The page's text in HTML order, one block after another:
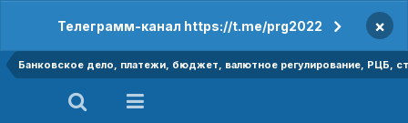
Телеграмм-канал https://t.me/prg2022 ×
Банковское дело, платежи, бюджет, валютное регулирование, РЦБ,